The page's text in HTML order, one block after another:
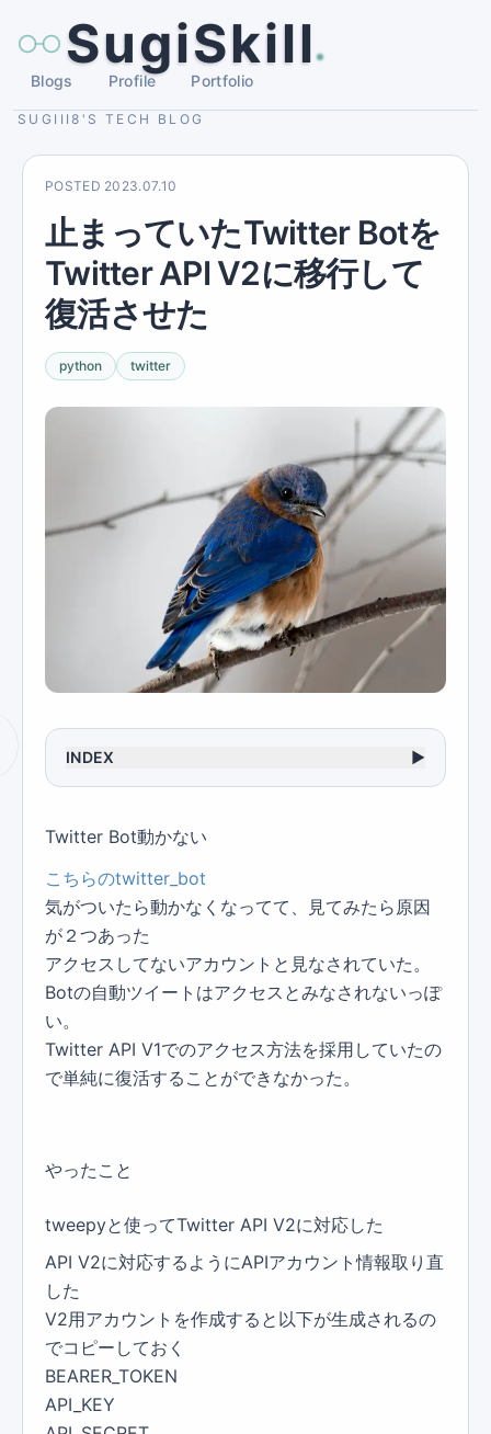
SugiSkill
Blogs Profile Portfolio
SUGIII8'S TECH BLOG
POSTED 2023.07.10
止まっていたTwitter Botを
Twitter API V2に移行して
復活させた
python twitter
INDEX ▶
Twitter Bot動かない
こちらのtwitter_bot
気がついたら動かなくなってて、見てみたら原因
が２つあった
アクセスしてないアカウントと見なされていた。
Botの自動ツイートはアクセスとみなされないっぽ
い。
Twitter API V1でのアクセス方法を採用していたの
で単純に復活することができなかった。
やったこと
tweepyと使ってTwitter API V2に対応した
API V2に対応するようにAPIアカウント情報取り直
した
V2用アカウントを作成すると以下が生成されるの
でコピーしておく
BEARER_TOKEN
API_KEY